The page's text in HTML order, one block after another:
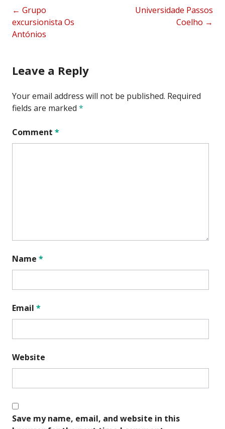
Post
navigation
← Grupo
excursionista Os
Antónios
Universidade Passos
Coelho →
Leave a Reply
Your email address will not be published. Required
fields are marked *
Comment *
Name *
Email *
Website
Save my name, email, and website in this